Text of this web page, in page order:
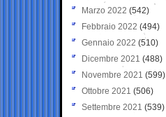
Marzo 2022 (542)
Febbraio 2022 (494)
Gennaio 2022 (510)
Dicembre 2021 (488)
Novembre 2021 (599)
Ottobre 2021 (506)
Settembre 2021 (539)